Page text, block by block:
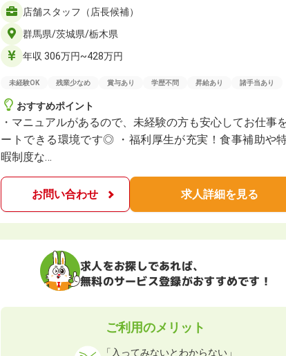
店舗スタッフ（店長候補）
群馬県/茨城県/栃木県
年収 306万円~428万円
未経験OK 残業少なめ 賞与あり 学歴不問 昇給あり 諸手当あり
おすすめポイント
・マニュアルがあるので、未経験の方も安心してお仕事
ートできる環境です◎ ・福利厚生が充実！食事補助や
暇制度な…
お問い合わせ 求人詳細を見る
求人をお探しであれば、
無料のサービス登録がおすすめです！
ご利用のメリット
「入ってみないとわからない」